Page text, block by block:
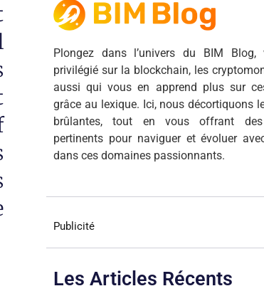
Plongez dans l’univers du BIM Blog,
privilégié sur la blockchain, les
aussi qui vous en apprend plus sur
grâce au lexique. Ici, nous décortiquons
brûlantes, tout en vous offrant des
pertinents pour naviguer et évoluer
dans ces domaines passionnants.
Publicité
Les Articles Récents